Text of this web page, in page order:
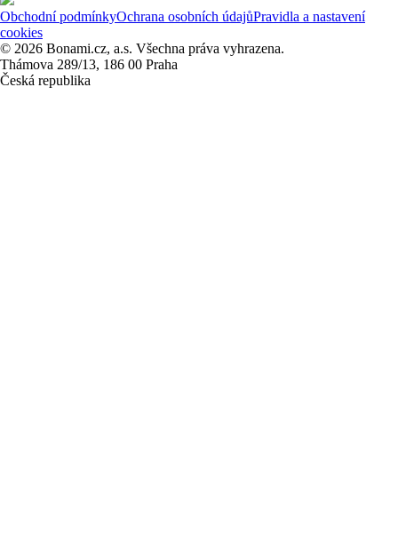
Obchodní podmínkyOchrana osobních údajůPravidla a nastavení
cookies
© 2026 Bonami.cz, a.s. Všechna práva vyhrazena.
Thámova 289/13, 186 00 Praha
Česká republika